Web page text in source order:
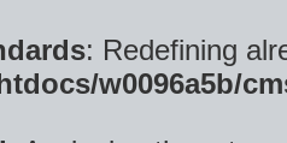
: Redefining
w0096a5b/